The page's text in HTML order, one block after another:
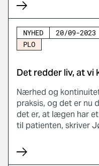
NYHED
20/09-2023
PLO
Det redder liv, at vi
Nærhed og
praksis, og det er nu
det er, at lægen har
til patienten, skriver